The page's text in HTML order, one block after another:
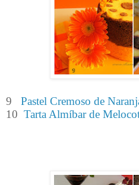
9 Pastel Cremoso de
10 Tarta Almíbar de